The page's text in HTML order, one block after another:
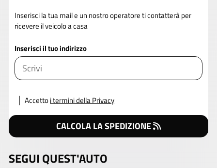
Inserisci la tua mail e un nostro operatore ti contatterà per
ricevere il veicolo a casa
Inserisci il tuo indirizzo
Accettoi termini della Privacy
CALCOLA LA SPEDIZIONE
SEGUI QUEST'AUTO